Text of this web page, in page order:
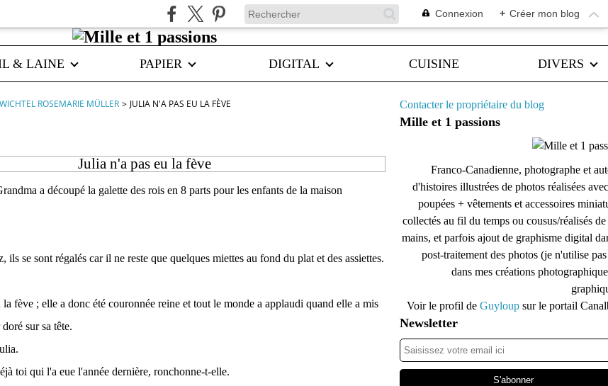
Connexion + Créer mon blog
& LAINE PAPIER DIGITAL CUISINE DIVERS
WICHTEL ROSEMARIE MÜLLER > JULIA N'A PAS EU LA FÈVE
Julia n'a pas eu la fève
a découpé la galette des rois en 8 parts pour les enfants de la maison
ils se sont régalés car il ne reste que quelques miettes au fond du plat et des assiettes.
fève ; elle a donc été couronnée reine et tout le monde a applaudi quand elle a mis
sur sa tête.
toi qui l'a eue l'année dernière, ronchonne-t-elle.
Contacter le propriétaire du blog
Mille et 1 passions
Franco-Canadienne, photographe et
d'histoires illustrées de photos réalisées
poupées + vêtements et accessoires
collectés au fil du temps ou cousus/réalisés de
mains, et parfois ajout de graphisme digital
post-traitement des photos (je n'utilise
dans mes créations
Voir le profil de Guyloup sur le portail
Newsletter